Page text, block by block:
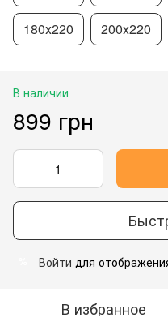
180х220 200х220
В наличии
899 грн
Войти для
В избранное